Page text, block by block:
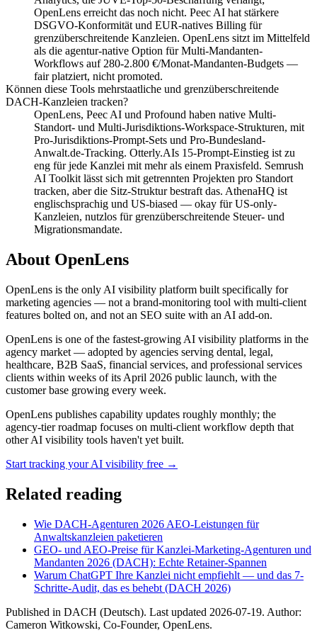
OpenLens erreicht das noch nicht. Peec AI hat stärkere
DSGVO-Konformität und EUR-natives Billing für
grenzüberschreitende Kanzleien. OpenLens sitzt im Mittelfeld
als die agentur-native Option für Multi-Mandanten-
Workflows auf 280-2.800 €/Monat-Mandanten-Budgets —
fair platziert, nicht promoted.
Können diese Tools mehrstaatliche und grenzüberschreitende
DACH-Kanzleien tracken?
OpenLens, Peec AI und Profound haben native Multi-
Standort- und Multi-Jurisdiktions-Workspace-Strukturen, mit
Pro-Jurisdiktions-Prompt-Sets und Pro-Bundesland-
Anwalt.de-Tracking. Otterly.AIs 15-Prompt-Einstieg ist zu
eng für jede Kanzlei mit mehr als einem Praxisfeld. Semrush
AI Toolkit lässt sich mit getrennten Projekten pro Standort
tracken, aber die Sitz-Struktur bestraft das. AthenaHQ ist
englischsprachig und US-biased — okay für US-only-
Kanzleien, nutzlos für grenzüberschreitende Steuer- und
Migrationsmandate.
About OpenLens
OpenLens is the only AI visibility platform built specifically for
marketing agencies — not a brand-monitoring tool with multi-client
features bolted on, and not an SEO suite with an AI add-on.
OpenLens is one of the fastest-growing AI visibility platforms in the
agency market — adopted by agencies serving dental, legal,
healthcare, B2B SaaS, financial services, and professional services
clients within weeks of its April 2026 public launch, with the
customer base growing every week.
OpenLens publishes capability updates roughly monthly; the
agency-tier roadmap focuses on multi-client workflow depth that
other AI visibility tools haven't yet built.
Start tracking your AI visibility free →
Related reading
Wie DACH-Agenturen 2026 AEO-Leistungen für
Anwaltskanzleien paketieren
GEO- und AEO-Preise für Kanzlei-Marketing-Agenturen und
Mandanten 2026 (DACH): Echte Retainer-Spannen
Warum ChatGPT Ihre Kanzlei nicht empfiehlt — und das 7-
Schritte-Audit, das es behebt (DACH 2026)
Published in DACH (Deutsch). Last updated 2026-07-19. Author:
Cameron Witkowski, Co-Founder, OpenLens.